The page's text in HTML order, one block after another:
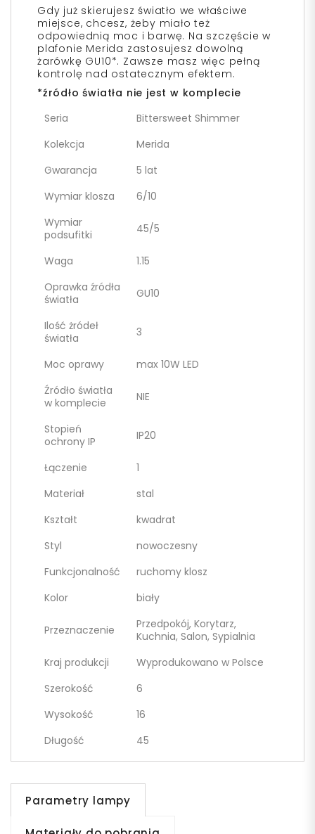
Gdy już skierujesz światło we właściwe
miejsce, chcesz, żeby miało też
odpowiednią moc i barwę. Na szczęście w
plafonie Merida zastosujesz dowolną
żarówkę GU10*. Zawsze masz więc pełną
kontrolę nad ostatecznym efektem.
*źródło światła nie jest w komplecie
Seria
Bittersweet Shimmer
Kolekcja
Merida
Gwarancja
5 lat
Wymiar klosza
6/10
Wymiar
podsufitki
45/5
Waga
1.15
Oprawka źródła
światła
GU10
Ilość żródeł
światła
3
Moc oprawy
max 10W LED
Źródło światła
w komplecie
NIE
Stopień
ochrony IP
IP20
Łączenie
1
Materiał
stal
Kształt
kwadrat
Styl
nowoczesny
Funkcjonalność
ruchomy klosz
Kolor
biały
Przeznaczenie
Przedpokój, Korytarz,
Kuchnia, Salon, Sypialnia
Kraj produkcji
Wyprodukowano w Polsce
Szerokość
6
Wysokość
16
Długość
45
Parametry lampy